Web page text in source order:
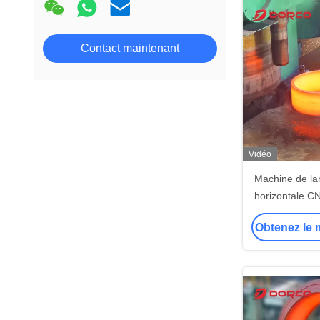
Contact maintenant
Vidéo
Machine de
horizontale
extérieur
et
Obtenez le